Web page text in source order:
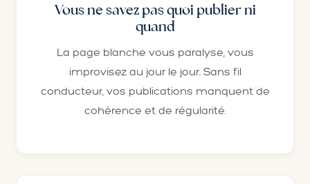
Vous ne savez pas quoi publier ni
quand
La page blanche vous paralyse, vous
improvisez au jour le jour. Sans fil
conducteur, vos publications manquent de
cohérence et de régularité.